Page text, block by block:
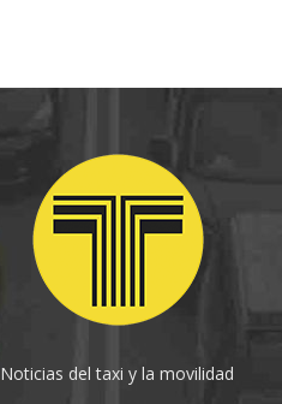
Noticias del taxi y la movilidad